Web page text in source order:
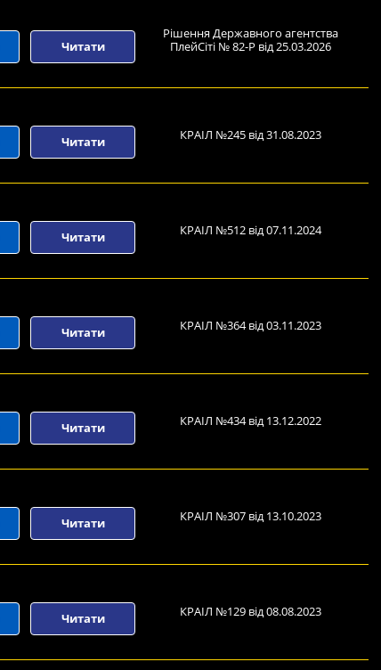
Читати
Рішення Державного агентства
ПлейСіті № 82-Р від 25.03.2026
Читати КРАІЛ №245 від 31.08.2023
Читати КРАІЛ №512 від 07.11.2024
Читати КРАІЛ №364 від 03.11.2023
Читати КРАІЛ №434 від 13.12.2022
Читати КРАІЛ №307 від 13.10.2023
Читати КРАІЛ №129 від 08.08.2023